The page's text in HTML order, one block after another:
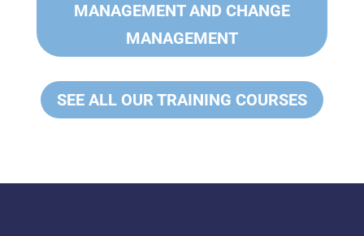
MANAGEMENT AND CHANGE
MANAGEMENT
SEE ALL OUR TRAINING COURSES